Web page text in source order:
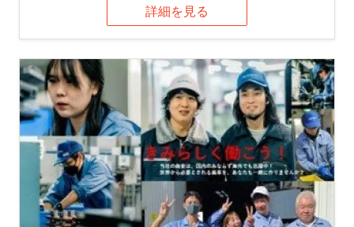
詳細を見る